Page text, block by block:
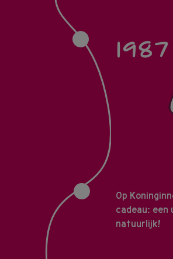
1987
Op
cadeau:
natuurlijk!